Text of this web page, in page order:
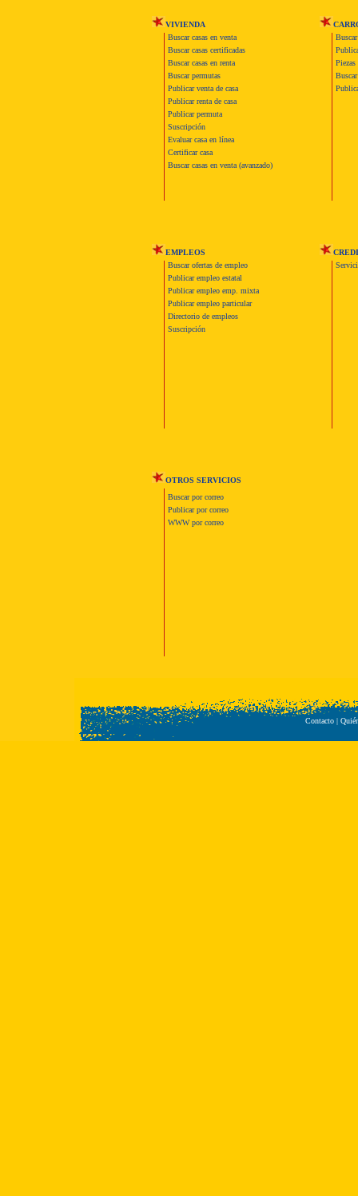
VIVIENDA
Buscar casas en venta
Buscar casas certificadas
Buscar casas en renta
Buscar permutas
Publicar venta de casa
Publicar renta de casa
Publicar permuta
Suscripción
Evaluar casa en línea
Certificar casa
Buscar casas en venta (avanzado)
Piezas
EMPLEOS
Buscar ofertas de empleo
Publicar empleo estatal
Publicar empleo emp. mixta
Publicar empleo particular
Directorio de empleos
Suscripción
OTROS SERVICIOS
Buscar por correo
Publicar por correo
WWW por correo
Contacto|